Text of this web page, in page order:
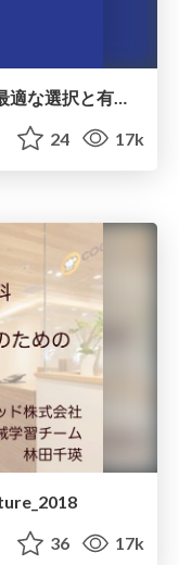
24 17k
36 17k